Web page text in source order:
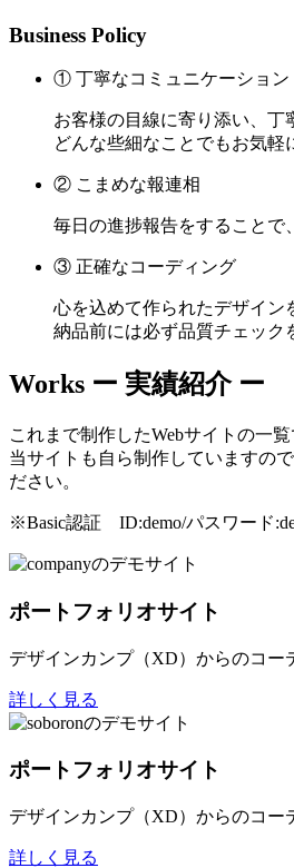
Business Policy
① 丁寧なコミュニケーション
お客様の目線に寄り添い、丁
どんな些細なことでもお気軽
② こまめな報連相
毎日の進捗報告をすることで
③ 正確なコーディング
心を込めて作られたデザイン
納品前には必ず品質チェック
Works ー 実績紹介 ー
これまで制作したWebサイトの一覧
当サイトも自ら制作していますの
ださい。
※Basic認証 ID:demo/パスワード
ポートフォリオサイト
デザインカンプ（XD）からのコー
詳しく見る
ポートフォリオサイト
デザインカンプ（XD）からのコー
詳しく見る